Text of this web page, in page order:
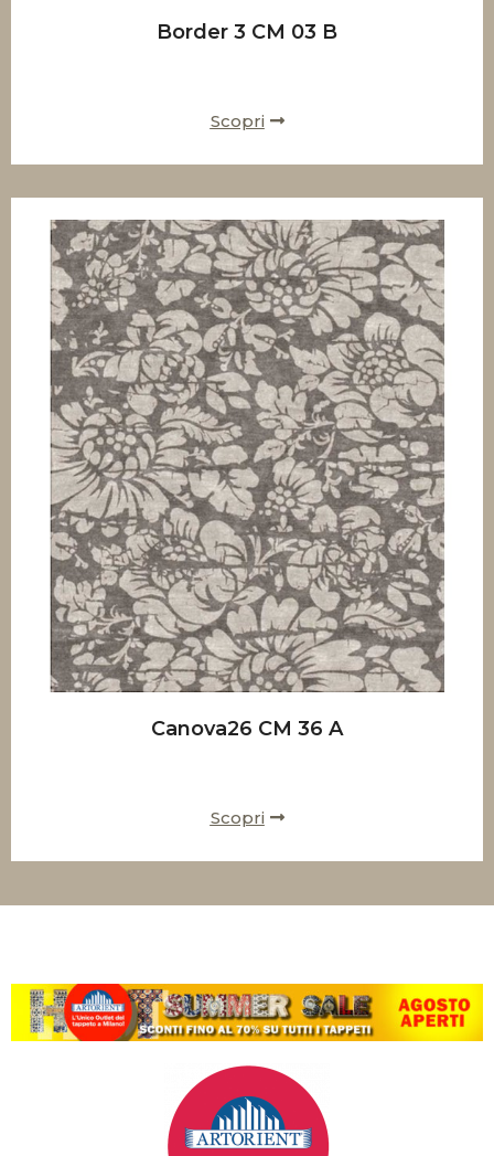
Border 3 CM 03 B
Scopri
Canova26 CM 36 A
Scopri